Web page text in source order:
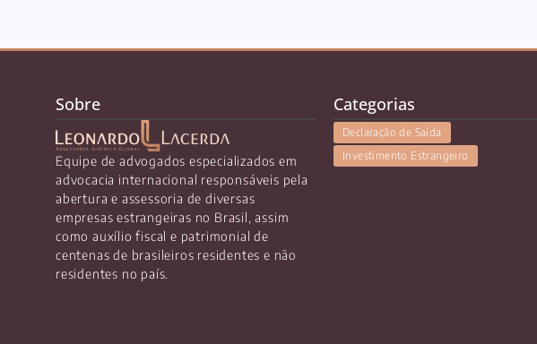
Sobre
Equipe de advogados especializados em
advocacia internacional responsáveis pela
abertura e assessoria de diversas
empresas estrangeiras no Brasil, assim
como auxílio fiscal e patrimonial de
centenas de brasileiros residentes e não
residentes no país.
Categorias
Declaração de Saída
Investimento Estrangeiro